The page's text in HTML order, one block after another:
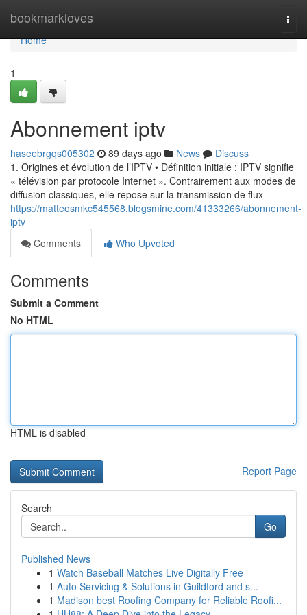
bookmarkloves
Home
Home
1
Abonnement iptv
haseebrgqs005302 89 days ago News
Discuss
1. Origines et évolution de l’IPTV • Définition initiale : IPTV signifie
« télévision par protocole Internet ». Contrairement aux modes de
diffusion classiques, elle repose sur la transmission de flux
https://matteosmkc545568.blogsmine.com/41333266/abonnement-
iptv
Comments
Who Upvoted
Comments
Submit a Comment
No HTML
HTML is disabled
Report Page
Search
Go
Published News
1 Watch Baseball Matches Live Digitally Free
1 Auto Servicing & Solutions in Guildford and s...
1 Madison best Roofing Company for Reliable Roofi...